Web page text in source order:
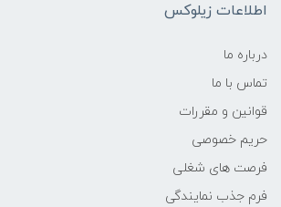
اطلاعات زیلوکس
درباره ما
تماس با ما
قوانین و مقررات
حریم خصوصی
فرصت های شغلی
فرم جذب نمایندگی